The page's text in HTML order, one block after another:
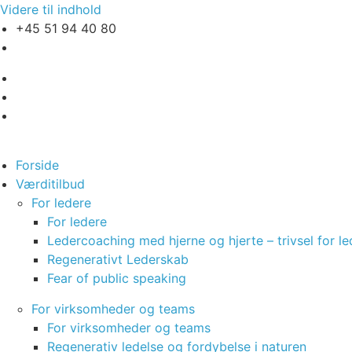
Videre til indhold
+45 51 94 40 80
Forside
Værditilbud
For ledere
For ledere
Ledercoaching med hjerne og hjerte – trivsel for
Regenerativt Lederskab
Fear of public speaking
For virksomheder og teams
For virksomheder og teams
Regenerativ ledelse og fordybelse i naturen